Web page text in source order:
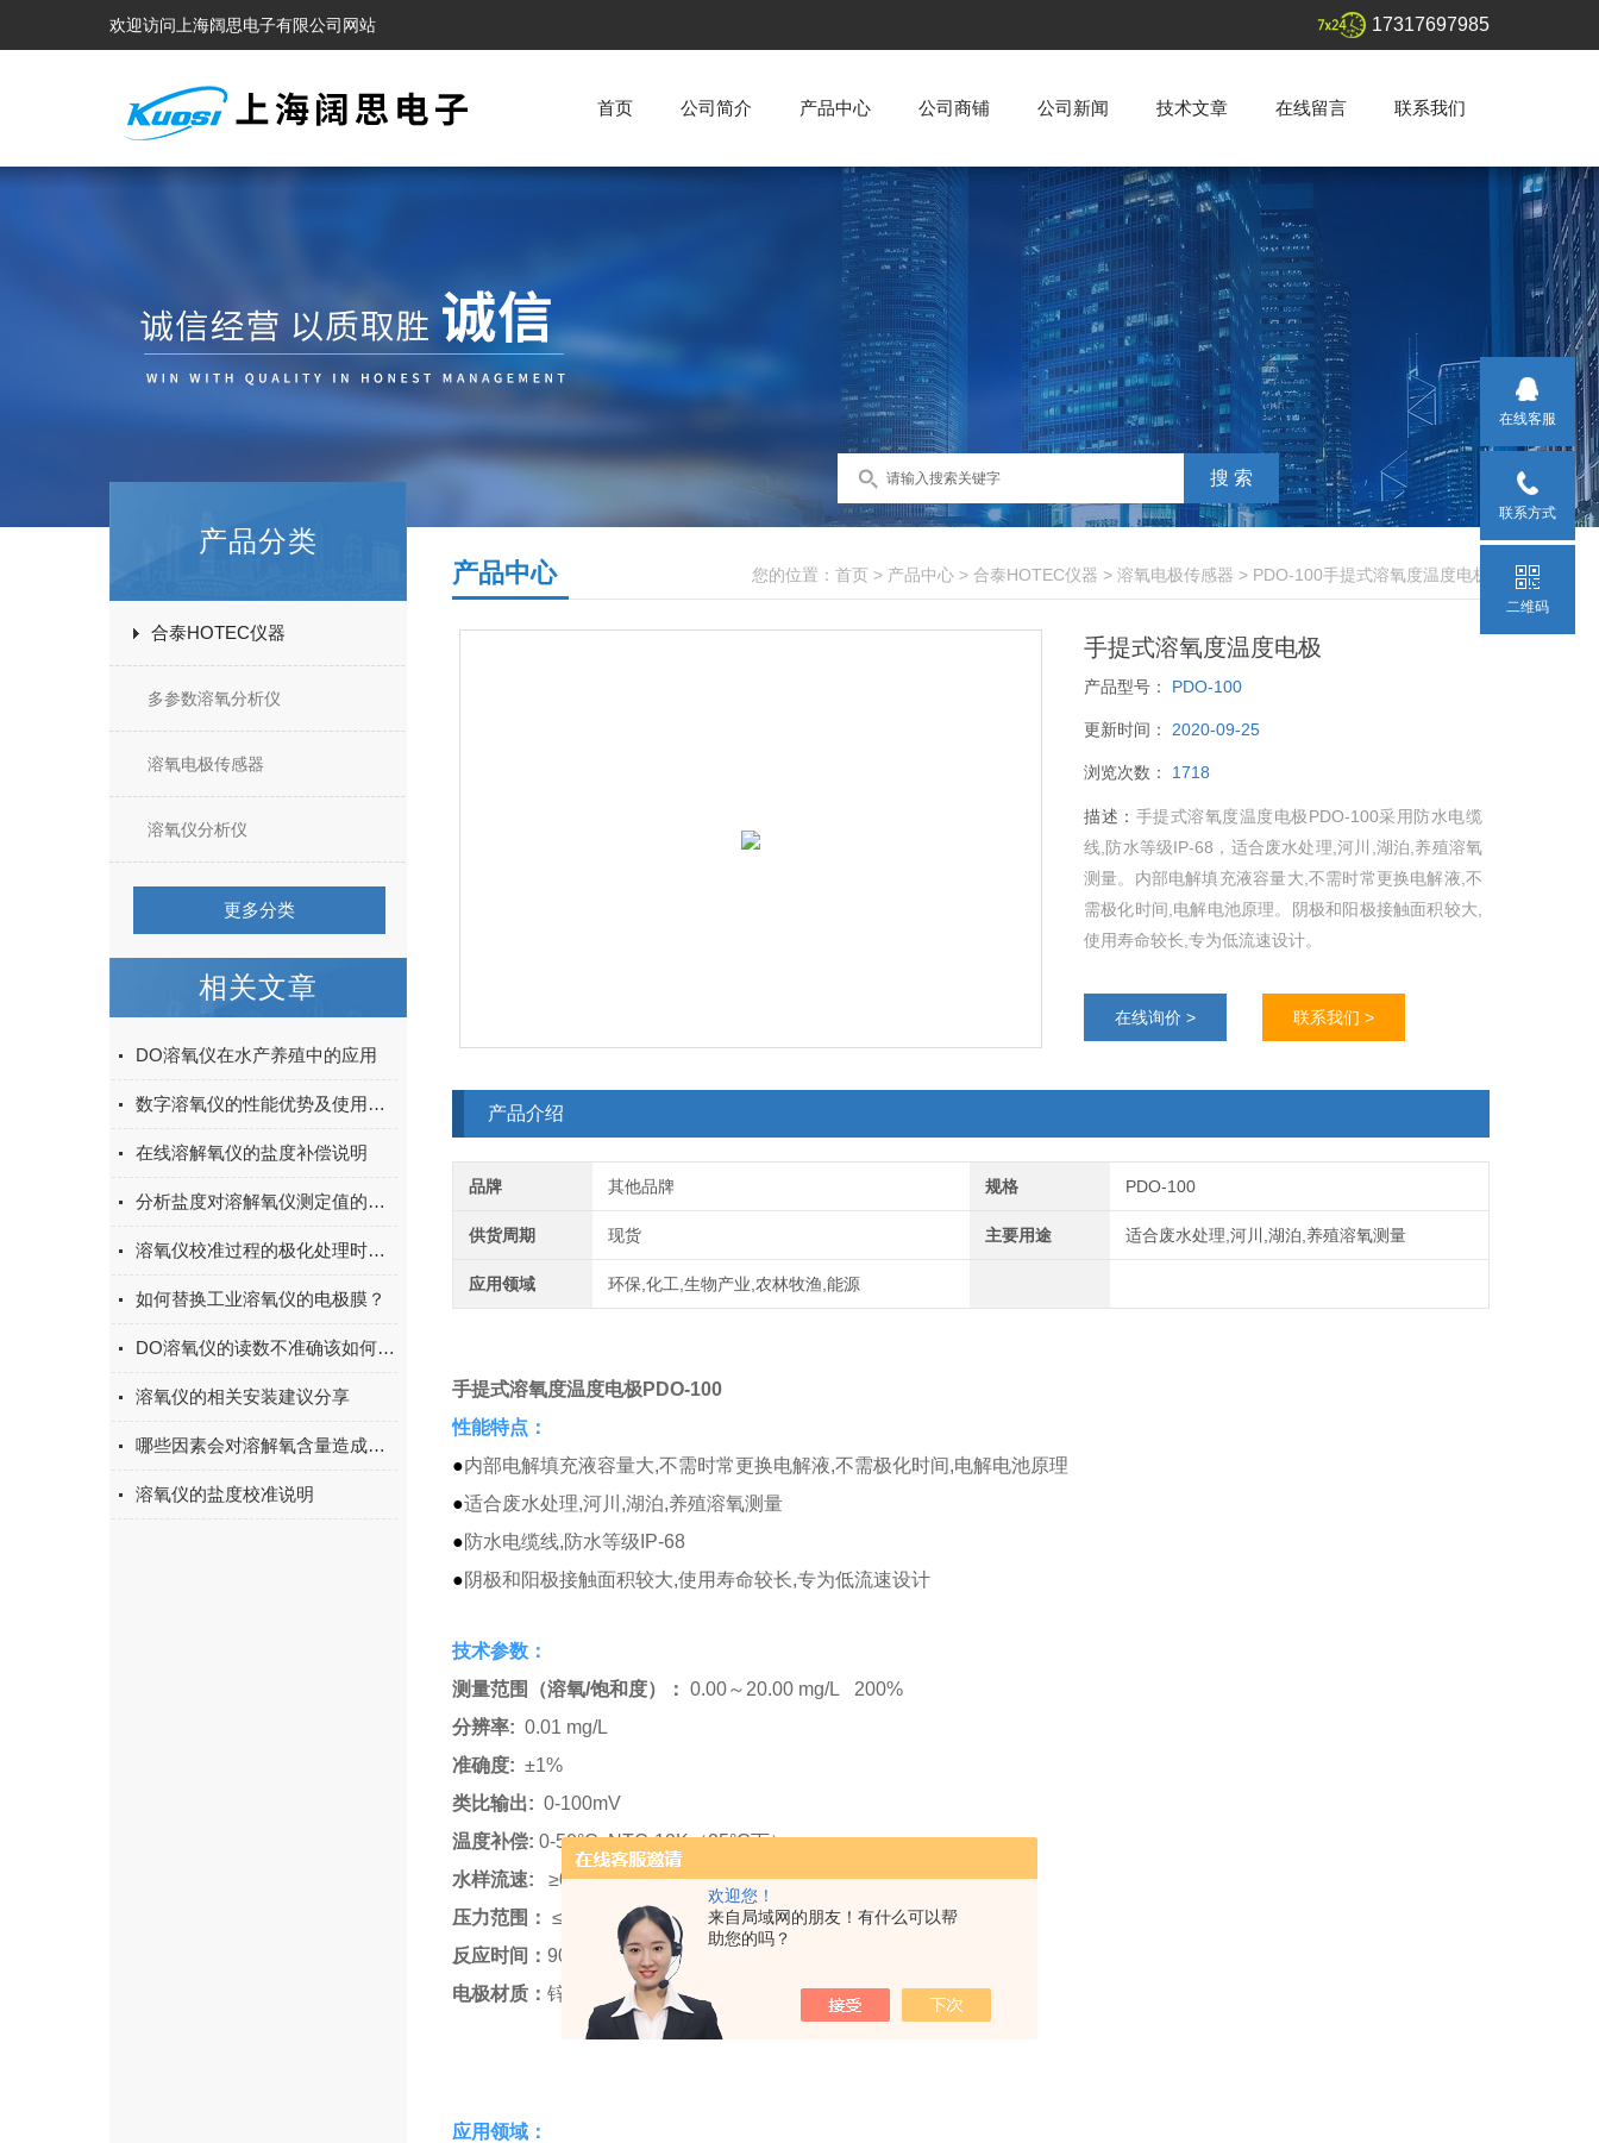
欢迎您！
来自局域网的朋友！有什么可以帮
助您的吗？
欢迎访问上海阔思电子有限公司网站 17317697985
首页 公司简介 产品中心 公司商铺 公司新闻 技术文章 在线留言 联系我们
产品分类
合泰HOTEC仪器
多参数溶氧分析仪
溶氧电极传感器
溶氧仪分析仪
更多分类
相关文章
DO溶氧仪在水产养殖中的应用
数字溶氧仪的性能优势及使用注意事项
在线溶解氧仪的盐度补偿说明
分析盐度对溶解氧仪测定值的影响
溶氧仪校准过程的极化处理时长解读
如何替换工业溶氧仪的电极膜？
DO溶氧仪的读数不准确该如何分析？
溶氧仪的相关安装建议分享
哪些因素会对溶解氧含量造成影响？
溶氧仪的盐度校准说明
您的位置： 首页 > 产品中心 > 合泰HOTEC仪器 > 溶氧电极传感器 > PDO-100手提式溶氧度温度电极
产品中心
手提式溶氧度温度电极
产品型号： PDO-100
更新时间： 2020-09-25
浏览次数： 1718
描述： 手提式溶氧度温度电极PDO-100采用防水电缆
线,防水等级IP-68，适合废水处理,河川,湖泊,养殖溶氧
测量。内部电解填充液容量大,不需时常更换电解液,不
需极化时间,电解电池原理。阴极和阳极接触面积较大,
使用寿命较长,专为低流速设计。
在线询价 > 联系我们 >
产品介绍
品牌 其他品牌 规格 PDO-100
供货周期 现货 主要用途 适合废水处理,河川,湖泊,养殖溶氧测量
应用领域 环保,化工,生物产业,农林牧渔,能源
手提式溶氧度温度电极PDO-100
性能特点：
●内部电解填充液容量大,不需时常更换电解液,不需极化时间,电解电池原理
●适合废水处理,河川,湖泊,养殖溶氧测量
●防水电缆线,防水等级IP-68
●阴极和阳极接触面积较大,使用寿命较长,专为低流速设计
技术参数：
测量范围（溶氧/饱和度）： 0.00～20.00 mg/L 200%
分辨率: 0.01 mg/L
准确度: ±1%
类比输出: 0-100mV
温度补偿: 0-50°CNTC-10K（25°C下）
水样流速:
≥0.1m/s
压力范围： ≤
反应时间： 90
90s或更少
电极材质： 锌 银
应用领域：
在线客服
联系方式
二维码